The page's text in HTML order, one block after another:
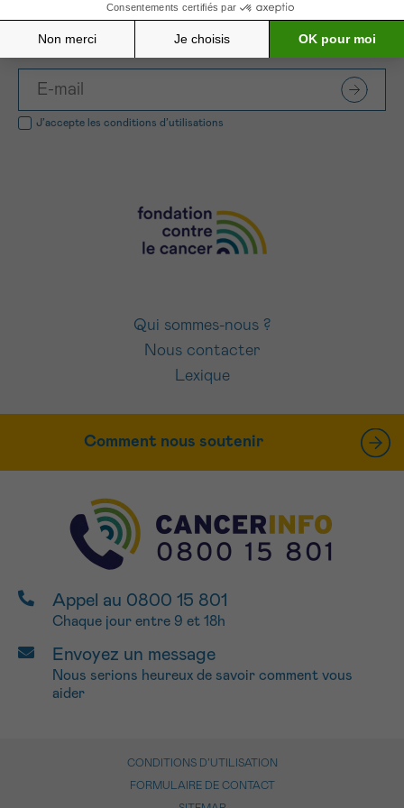
INSCRIVEZ-VOUS À NOTRE NEWSLETTER
J’accepte les conditions d’utilisations
Qui sommes-nous ?
Nous contacter
Lexique
Comment nous soutenir
Appel au 0800 15 801
Chaque jour entre 9 et 18h
Envoyez un message
Nous serions heureux de savoir comment vous
aider
CONDITIONS D’UTILISATION
FORMULAIRE DE CONTACT